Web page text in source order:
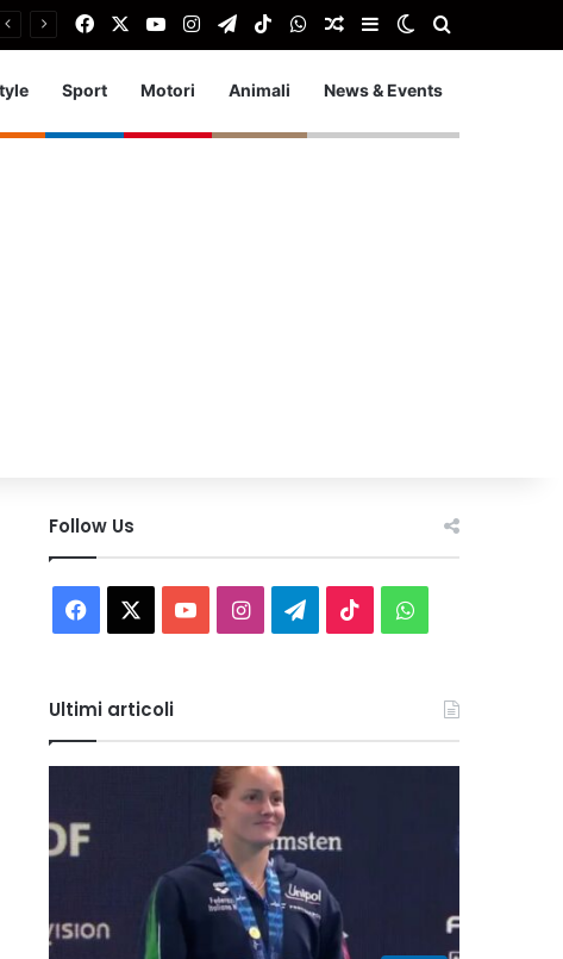
FacebookYou TubeInstagram
TelegramTikTokWhatsApp
Articolo Random
Barra laterale
Cambia aspetto
Sport Motori Animali News & Events
Follow Us
Facebook You InstagramTelegram
TikTokWhatsApp
Ultimi articoli